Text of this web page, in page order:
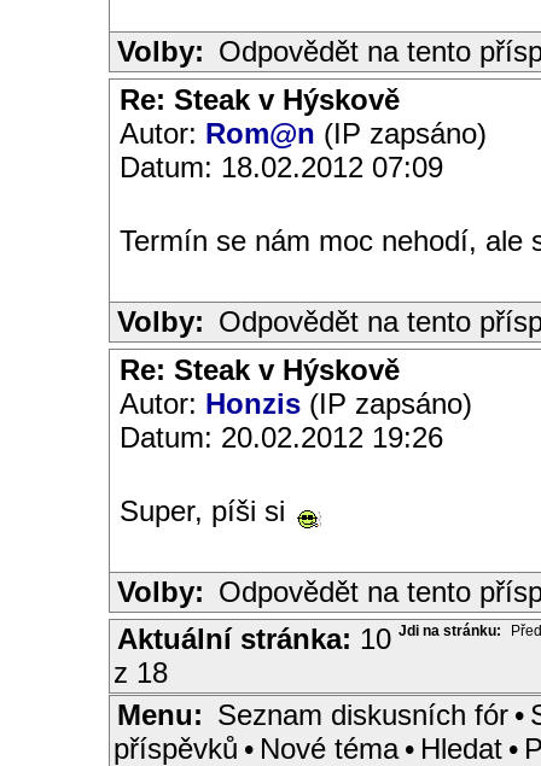
Volby: Odpovědět na tento
Re: Steak v Hýskově
Autor: Rom@n (IP zapsáno)
Datum: 18.02.2012 07:09
Termín se nám moc nehodí, ale
Volby: Odpovědět na tento
Re: Steak v Hýskově
Autor: Honzis (IP zapsáno)
Datum: 20.02.2012 19:26
Super, píši si
Volby: Odpovědět na tento
Jdi na stránku:
Aktuální stránka: 10
z 18
Menu: Seznam diskusních fór •
příspěvků • Nové téma • Hledat •